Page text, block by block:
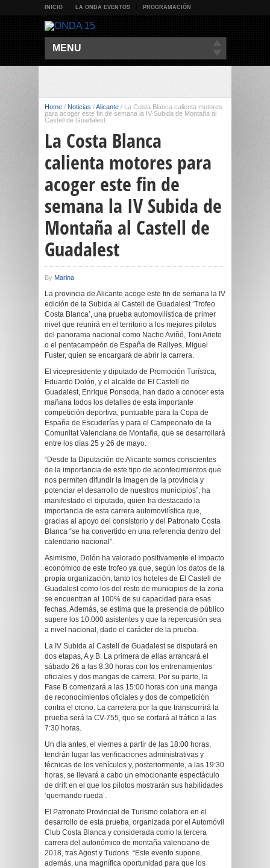
INICIO LA ONDA EVENTOS PROGRAMACIÓN
MENU
Home / Noticias /Alicante / La Costa Blanca calienta motores
para acoger este fin de semana la IV Subida de Montaña al
Castell de Guadalest
La Costa Blanca
calienta motores para
acoger este fin de
semana la IV Subida de
Montaña al Castell de
Guadalest
By Marina
La provincia de Alicante acoge este fin de semana la IV
edición de la Subida al Castell de Guadalest ‘Trofeo
Costa Blanca’, una prueba automovilística de primer
nivel que reunirá en el territorio a los mejores pilotos
del panorama nacional como Nacho Aviñó, Toni Ariete
o el pentacampeón de España de Rallyes, Miguel
Fuster, quien se encargará de abrir la carrera.
El vicepresidente y diputado de Promoción Turística,
Eduardo Dolón, y el alcalde de El Castell de
Guadalest, Enrique Ponsoda, han dado a conocer esta
mañana todos los detalles de esta importante
competición deportiva, puntuable para la Copa de
España de Escuderías y para el Campeonato de la
Comunitat Valenciana de Montaña, que se desarrollará
entre los días 25 y 26 de mayo.
“Desde la Diputación de Alicante somos conscientes
de la importancia de este tipo de acontecimientos que
nos permiten difundir la imagen de la provincia y
potenciar el desarrollo de nuestros municipios”, ha
manifestado el diputado, quien ha destacado la
importancia de esta carrera automovilística que,
gracias al apoyo del consistorio y del Patronato Costa
Blanca “se ha convertido en una referencia dentro del
calendario nacional”.
Asimismo, Dolón ha valorado positivamente el impacto
económico de este trofeo ya que, según los datos de la
propia organización, tanto los hoteles de El Castell de
Guadalest como los del resto de municipios de la zona
se encuentran al 100% de su capacidad para esas
fechas. Además, se estima que la presencia de público
supere los 10.000 asistentes y que la repercusión sea
a nivel nacional, dado el carácter de la prueba.
La IV Subida al Castell de Guadalest se disputará en
dos etapas, A y B. La primera de ellas arrancará el
sábado 26 a las 8:30 horas con los entrenamientos
oficiales y dos mangas de carrera. Por su parte, la
Fase B comenzará a las 15:00 horas con una manga
de reconocimientos oficiales y dos de competición
contra el crono. La carretera por la que transcurrirá la
prueba será la CV-755, que se cortará al tráfico a las
7:30 horas.
Un día antes, el viernes a partir de las 18:00 horas,
tendrán lugar las verificaciones administrativas y
técnicas de los vehículos y, posteriormente, a las 19:30
horas, se llevará a cabo un emocionante espectáculo
de drift en el que los pilotos mostrarán sus habilidades
‘quemando rueda’.
El Patronato Provincial de Turismo colabora en el
desarrollo de esta prueba, organizada por el Automóvil
Club Costa Blanca y considerada como la tercera
carrera del autonómico de montaña valenciano de
2018, tras Agost y Tudons. “Este evento supone,
además, una magnífica oportunidad para que los